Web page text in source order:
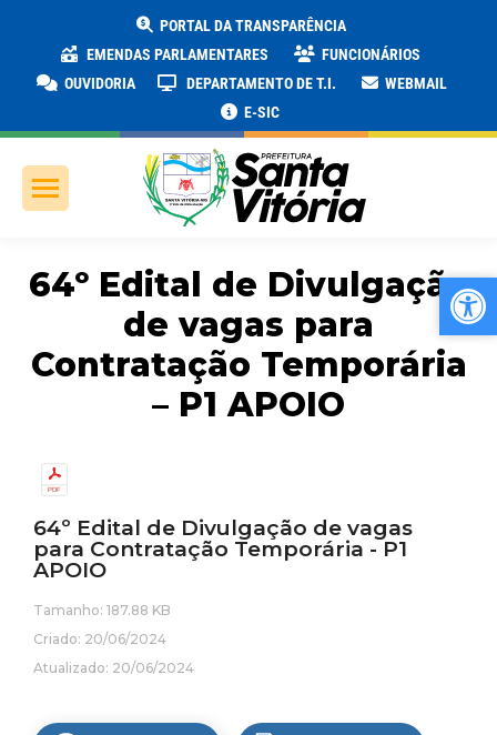
PORTAL DA TRANSPARÊNCIA
EMENDAS PARLAMENTARES
FUNCIONÁRIOS
OUVIDORIA
DEPARTAMENTO DE T.I.
WEBMAIL
E-SIC
64º Edital de Divulgação
de vagas para
Contratação Temporária
– P1 APOIO
64º Edital de Divulgação de vagas
para Contratação Temporária - P1
APOIO
Tamanho: 187.88 KB
Criado: 20/06/2024
Atualizado: 20/06/2024